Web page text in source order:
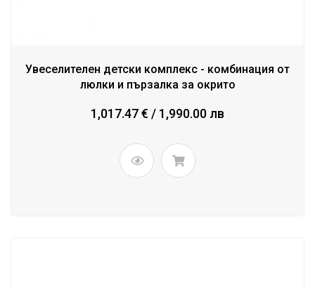
Увеселителен детски комплекс - комбинация от
люлки и пързалка за окрито
1,017.47 € / 1,990.00 лв